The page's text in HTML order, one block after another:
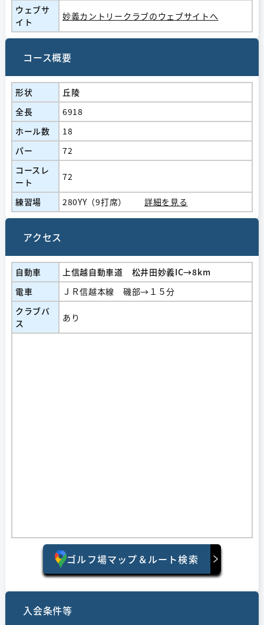
ウェブサ
イト
妙義カントリークラブのウェブサイトへ
コース概要
形状
丘陵
全長
6918
ホール数
18
パー
72
コースレ
ート
72
練習場 280YY（9打席） 詳細を見る
アクセス
自動車
上信越自動車道 松井田妙義IC→8km
電車
ＪＲ信越本線 磯部→１５分
クラブバ
ス
あり
ゴルフ場マップ＆ルート検索
入会条件等